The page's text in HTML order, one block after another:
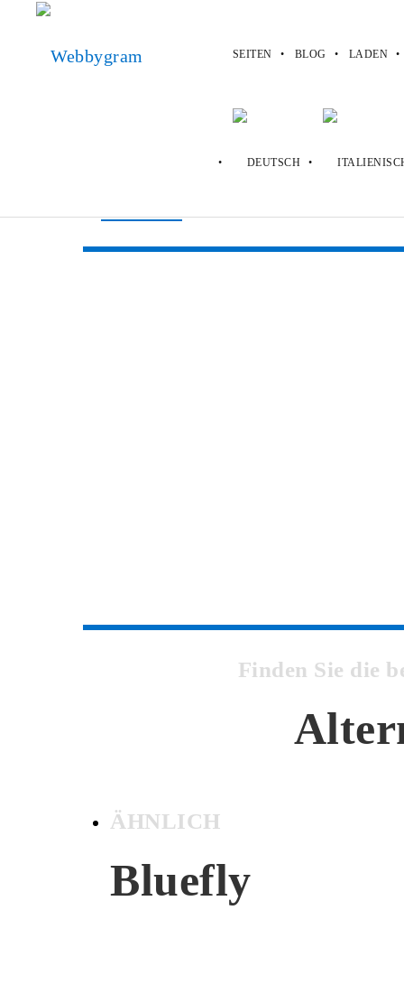
SEITEN BLOG LADEN
Shop Bop
Finden Sie die
ÄHNLICH
Bluefly